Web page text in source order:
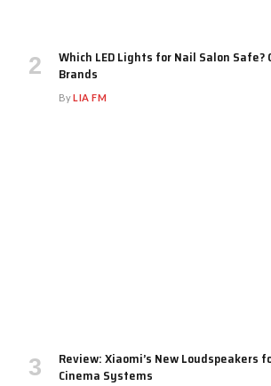
Which LED Lights for Nail Salon Safe?
Brands
ByLIA FM
Review: Xiaomi’s New Loudspeakers
Cinema Systems